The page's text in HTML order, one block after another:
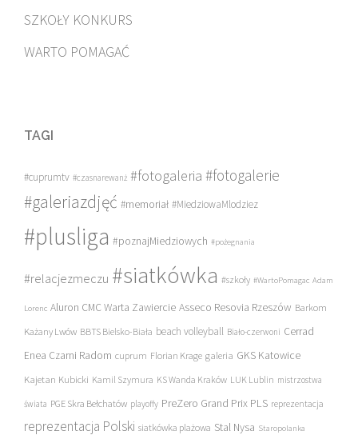
SZKOŁY KONKURS
WARTO POMAGAĆ
TAGI
#cuprumtv #czasnarewanż #fotogaleria #fotogalerie
#galeriazdjęć #memoriał #MiedziowaMlodziez
#plusliga #poznajMiedziowych #pożegnania
#relacjezmeczu #siatkówka #szkoły #WartoPomagac Adam
Lorenc Aluron CMC Warta Zawiercie Asseco Resovia Rzeszów Barkom
Każany Lwów BBTS Bielsko-Biała beach volleyball Biało-czerwoni Cerrad
Enea Czarni Radom cuprum Florian Krage galeria GKS Katowice
Kajetan Kubicki Kamil Szymura KS Wanda Kraków LUK Lublin mistrzostwa
świata PGE Skra Bełchatów playoffy PreZero Grand Prix PLS reprezentacja
reprezentacja Polski siatkówka plażowa Stal Nysa Staropolanka